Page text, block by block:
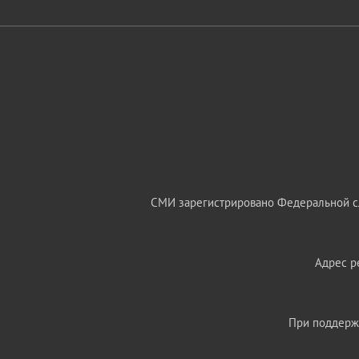
СМИ зарегистрировано Федеральной
Адрес
При